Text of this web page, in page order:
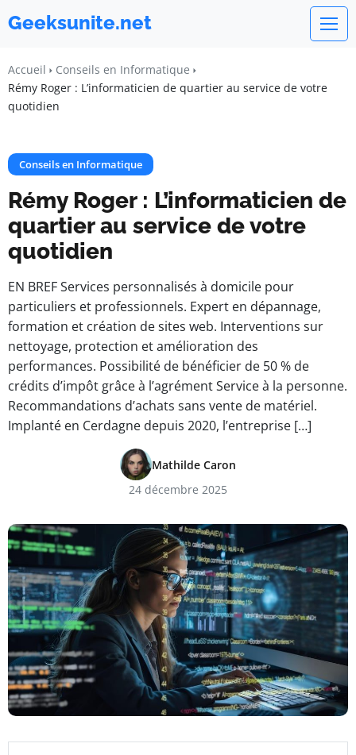
Geeksunite.net
Accueil
Conseils en Informatique
Rémy Roger : L’informaticien de quartier au service de votre
quotidien
Conseils en Informatique
Rémy Roger : L’informaticien de
quartier au service de votre
quotidien
EN BREF Services personnalisés à domicile pour
particuliers et professionnels. Expert en dépannage,
formation et création de sites web. Interventions sur
nettoyage, protection et amélioration des
performances. Possibilité de bénéficier de 50 % de
crédits d’impôt grâce à l’agrément Service à la personne.
Recommandations d’achats sans vente de matériel.
Implanté en Cerdagne depuis 2020, l’entreprise […]
Mathilde Caron
24 décembre 2025